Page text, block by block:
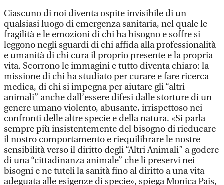
Ciascuno di noi diventa ospite invisibile di un
qualsiasi luogo di emergenza sanitaria, nel quale le
fragilità e le emozioni di chi ha bisogno e soffre si
leggono negli sguardi di chi affida alla professionalità
e umanità di chi cura il proprio presente e la propria
vita. Scorrono le immagini e tutto diventa chiaro: la
missione di chi ha studiato per curare e fare ricerca
medica, di chi si impegna per aiutare gli “altri
animali” anche dall’essere difesi dalle storture di un
genere umano violento, abusante, irrispettoso nei
confronti delle altre specie e della natura. «Si parla
sempre più insistentemente del bisogno di rieducare
il nostro comportamento e riequilibrare le nostre
sensibilità verso il diritto degli “Altri Animali” a godere
di una “cittadinanza animale” che li preservi nei
bisogni e ne tuteli la sanità fino al diritto a una vita
adeguata alle esigenze di specie», spiega Monica Pais,